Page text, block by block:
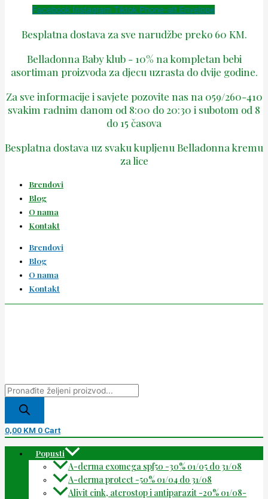
Facebook Instagram Tiktok Phone-alt Envelope
Besplatna dostava za sve narudžbe preko 60 KM.
Belladonna Baby klub - 10% na kompletan bebi
asortiman proizvoda za djecu uzrasta do dvije godine.
Za sve informacije i savjete pozovite nas na 059/260-410
svakim radnim danom od 8:00 do 20:30 i subotom od 8
do 15 časova
Besplatna dostava uz svaku kupljenu Belladonna kremu
za lice
Brendovi
Blog
O nama
Kontakt
Brendovi
Blog
O nama
Kontakt
0,00 KM 0 Cart
Popusti
A-derma exomega spf50 -30% 01/05 do 31/08
A-derma protect -50% 01/04 do 31/08
Alivit cink, aterostop i antiparazit -20% 01/08-